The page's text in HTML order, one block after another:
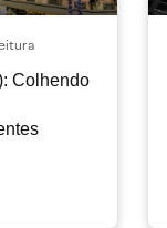
Colhendo